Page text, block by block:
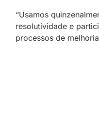
“Usamos
resolutividade e
processos de